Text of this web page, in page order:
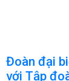
Đoàn đại
với Tập